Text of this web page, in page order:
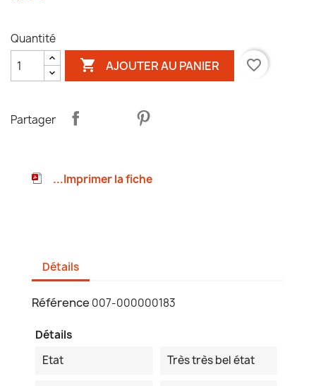
Quantité
 AJOUTER AU PANIER favorite_border
Partager
...Imprimer la fiche
Détails
Référence 007-000000183
Détails
Etat
Très très bel état